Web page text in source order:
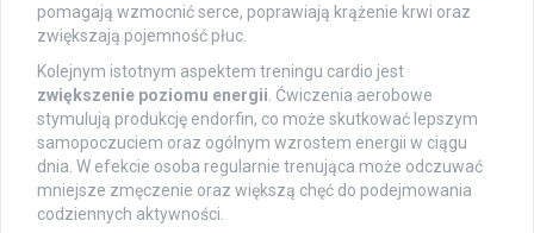
pomagają wzmocnić serce, poprawiają krążenie krwi oraz
zwiększają pojemność płuc.
Kolejnym istotnym aspektem treningu cardio jest
zwiększenie poziomu energii . Ćwiczenia aerobowe
stymulują produkcję endorfin, co może skutkować lepszym
samopoczuciem oraz ogólnym wzrostem energii w ciągu
dnia. W efekcie osoba regularnie trenująca może odczuwać
mniejsze zmęczenie oraz większą chęć do podejmowania
codziennych aktywności.